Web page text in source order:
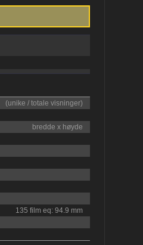
(unike / totale visninger)
bredde x høyde
135 film eq: 94.9 mm